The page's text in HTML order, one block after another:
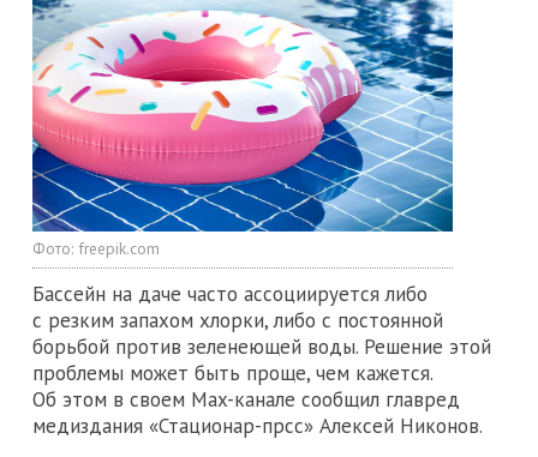
Фото: freepik.com
Бассейн на даче часто ассоциируется либо
с резким запахом хлорки, либо с постоянной
борьбой против зеленеющей воды. Решение этой
проблемы может быть проще, чем кажется.
Об этом в своем Max-канале сообщил главред
медиздания «Стационар-прсс» Алексей Никонов.